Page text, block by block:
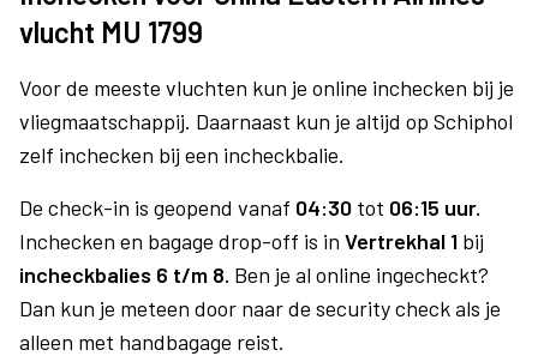
vlucht MU 1799
Voor de meeste vluchten kun je online inchecken bij je
vliegmaatschappij. Daarnaast kun je altijd op Schiphol
zelf inchecken bij een incheckbalie.
De check-in is geopend vanaf 04:30 tot 06:15 uur.
Inchecken en bagage drop-off is in Vertrekhal 1 bij
incheckbalies 6 t/m 8. Ben je al online ingecheckt?
Dan kun je meteen door naar de security check als je
alleen met handbagage reist.